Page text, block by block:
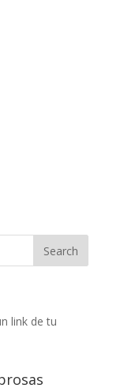
link de tu